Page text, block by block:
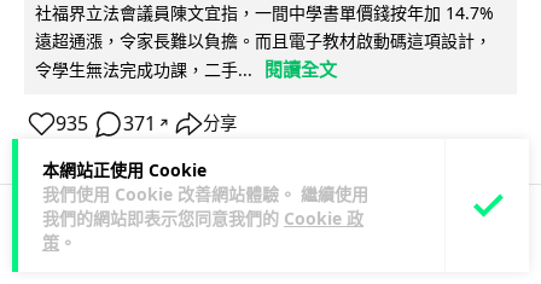
本網站正使用 Cookie
我們使用 Cookie 改善網站體驗。 繼續使用
我們的網站即表示您同意我們的 Cookie 政
策 。
社福界立法會議員陳文宜指，一間中學書單價錢按年加 14.7%
遠超通漲，令家長難以負擔。而且電子教材啟動碼這項設計，
令學生無法完成功課，二手...
閱讀全文
935 371 ↗ 分享
科技娛樂